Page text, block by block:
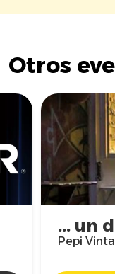
Otros
... un
Pepi